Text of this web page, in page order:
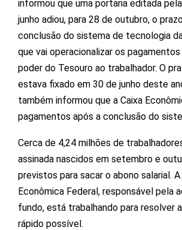
informou que uma portaria editada
junho adiou, para 28 de outubro, o
conclusão do sistema de tecnologia
que vai operacionalizar os
poder do Tesouro ao trabalhador. O
estava fixado em 30 de junho deste
também informou que a Caixa
pagamentos após a conclusão do
Cerca de 4,24 milhões de
assinada nascidos em setembro e
previstos para sacar o abono salarial. A
Econômica Federal, responsável pela
fundo, está trabalhando para resolver
rápido possível.